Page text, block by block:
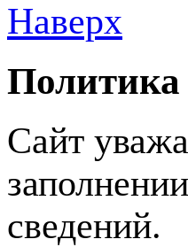
Наверх
Политика
Сайт
сведений.